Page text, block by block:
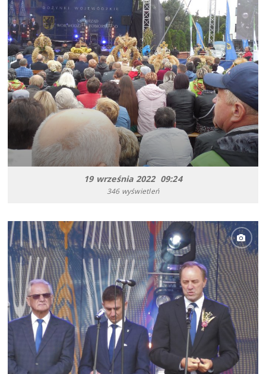
19 września 2022 09:24
346 wyświetleń